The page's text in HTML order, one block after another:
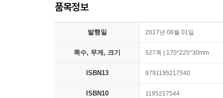
품목정보
발행일 2017년 08월 01일
쪽수, 무게, 크기 527쪽 | 170*225*30mm
ISBN13 9791195217540
ISBN10 1195217544